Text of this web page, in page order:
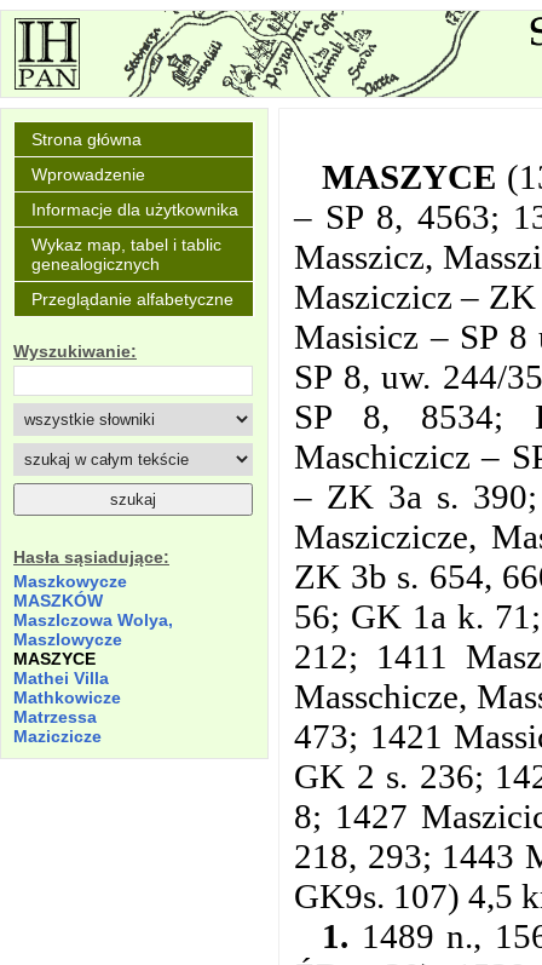
Strona główna
Wprowadzenie
Informacje dla użytkownika
Wykaz map, tabel i tablic
genealogicznych
Przeglądanie alfabetyczne
Wyszukiwanie:
Hasła sąsiadujące:
Maszkowycze
MASZKÓW
Maszlczowa Wolya,
Maszlowycze
MASZYCE
Mathei Villa
Mathkowicze
Matrzessa
Maziczicze
MASZYCE
– SP 8, 4563;
Masszicz,
Masziczicz – ZK
Masisicz – SP 8
SP 8, uw. 244/
SP 8, 8534;
Maschiczicz –
– ZK 3a s.
Masziczicze,
ZK 3b s. 654,
56; GK 1a k.
212; 1411
Masschicze,
473; 1421
GK 2 s. 236;
8; 1427
218, 293; 1443
GK9s. 107) 4,5
1. 1489 n.,